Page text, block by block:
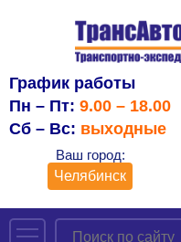
График работы
Пн – Пт: 9.00 – 18.00
Сб – Вс: выходные
Ваш город:
Челябинск